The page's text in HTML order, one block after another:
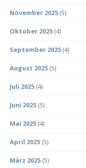
November 2025 (5)
Oktober 2025 (4)
September 2025 (4)
August 2025 (5)
Juli 2025 (4)
Juni 2025 (5)
Mai 2025 (4)
April 2025 (5)
März 2025 (5)